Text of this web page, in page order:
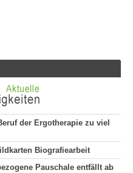
der Ergotherapie zu viel
Biografiearbeit
Pauschale entfällt ab